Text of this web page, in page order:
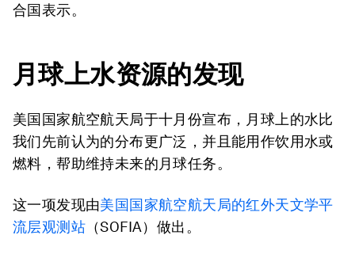
合国表示。
月球上水资源的发现
美国国家航空航天局于十月份宣布，月球上的水比
我们先前认为的分布更广泛，并且能用作饮用水或
燃料，帮助维持未来的月球任务。
这一项发现由美国国家航空航天局的红外天文学平
流层观测站 （SOFIA）做出。